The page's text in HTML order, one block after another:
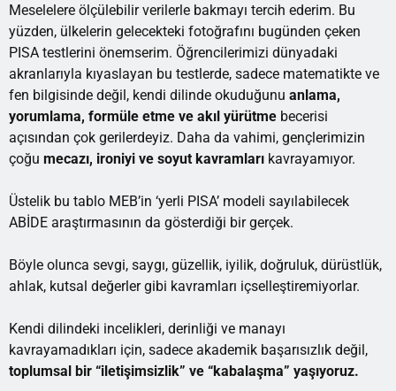
Meselelere ölçülebilir verilerle bakmayı tercih ederim. Bu
yüzden, ülkelerin gelecekteki fotoğrafını bugünden çeken
PISA testlerini önemserim. Öğrencilerimizi dünyadaki
akranlarıyla kıyaslayan bu testlerde, sadece matematikte ve
fen bilgisinde değil, kendi dilinde okuduğunu anlama,
yorumlama, formüle etme ve akıl yürütme becerisi
açısından çok gerilerdeyiz. Daha da vahimi, gençlerimizin
çoğu mecazı, ironiyi ve soyut kavramları kavrayamıyor.
Üstelik bu tablo MEB’in ‘yerli PISA’ modeli sayılabilecek
ABİDE araştırmasının da gösterdiği bir gerçek.
Böyle olunca sevgi, saygı, güzellik, iyilik, doğruluk, dürüstlük,
ahlak, kutsal değerler gibi kavramları içselleştiremiyorlar.
Kendi dilindeki incelikleri, derinliği ve manayı
kavrayamadıkları için, sadece akademik başarısızlık değil,
toplumsal bir “iletişimsizlik” ve “kabalaşma” yaşıyoruz.